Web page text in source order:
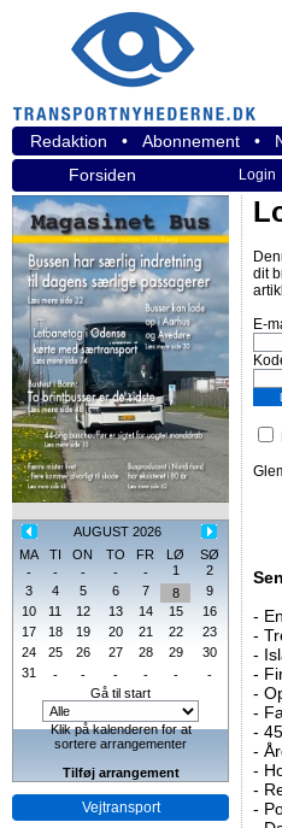
Redaktion • Abonnement •
Forsiden
Login
AUGUST 2026
MA
TI ON TO FR LØ
SØ
-
- - - - 1
2
3
4 5 6 7 8
9
10
11 12 13 14 15
16
17
18 19 20 21 22
23
24
25 26 27 28 29
30
31
- - - - -
-
Gå til start
Klik på kalenderen for at
sortere arrangementer
Tilføj arrangement
Vejtransport
dit
E-
-
-
-
-
-
-
-
-
-
-
-